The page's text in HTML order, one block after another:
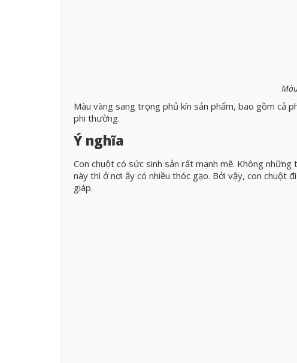
Màu vàng sang trọng phủ kín sản phẩm, bao gồm cả
phi thường.
Ý nghĩa
Con chuột có sức sinh sản rất mạnh mẽ. Không
này thì ở nơi ấy có nhiều thóc gạo. Bởi vậy, con chuột
giáp.